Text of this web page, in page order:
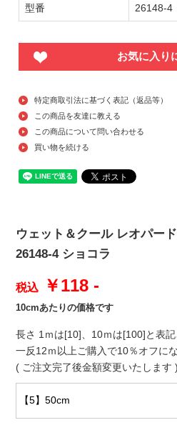
型番 26148-4
お気に入り
特定商取引法に基づく表記（返品等）
この商品を友達に教える
この商品について問い合わせる
買い物を続ける
ウェット＆クール レオパー
26148-4 ショコラ
税込 ￥118 -
10cmあたりの価格です
長さ 1ｍは[10]、10ｍは[100]と表記
一反12ｍ以上ご購入で10％オフにな
( ご注文完了後金額変更いたします )